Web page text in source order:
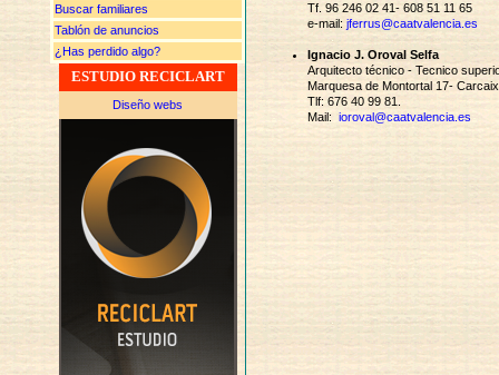
Buscar familiares
Tablón de anuncios
¿Has perdido algo?
ESTUDIO RECICLART
Diseño webs
Tf. 96 246 02 41- 608 51 11 65
e-mail: jferrus@caatvalencia.es
Ignacio J. Oroval Selfa
Arquitecto técnico - Tecnico
Marquesa de Montortal 17-
Tlf: 676 40 99 81.
Mail: ioroval@caatvalencia.es